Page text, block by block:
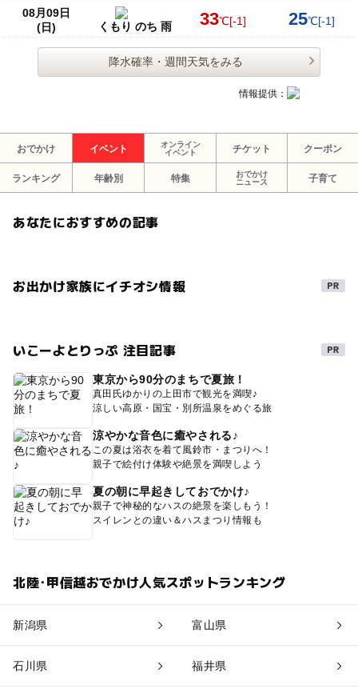
08月09日
(日)
くもり のち 雨 33℃[-1] 25℃[-1]
降水確率・週間天気をみる
情報提供：
おでかけ イベント
オンライン
イベント
チケット クーポン
ランキング 年齢別 特集
おでかけ
ニュース
子育て
あなたにおすすめの記事
お出かけ家族にイチオシ情報
いこーよとりっぷ 注目記事
東京から90分のまちで夏旅！
真田氏ゆかりの上田市で観光を満喫♪
涼しい高原・国宝・別所温泉をめぐる旅
涼やかな音色に癒やされる♪
この夏は浴衣を着て風鈴市・まつりへ！
親子で絵付け体験や絶景を満喫しよう
夏の朝に早起きしておでかけ♪
親子で神秘的なハスの絶景を楽しもう！
スイレンとの違い＆ハスまつり情報も
北陸･甲信越おでかけ人気スポットランキング
新潟県 富山県
石川県 福井県